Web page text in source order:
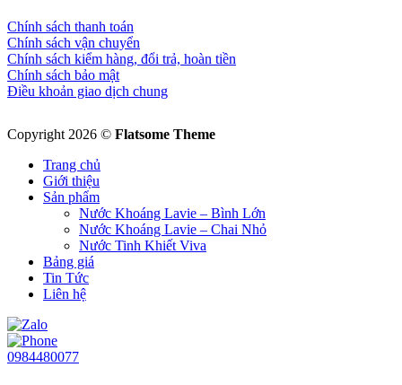
Chính sách thanh toán
Chính sách vận chuyển
Chính sách kiểm hàng, đổi trả, hoàn tiền
Chính sách bảo mật
Điều khoản giao dịch chung
Copyright 2026 © Flatsome Theme
Trang chủ
Giới thiệu
Sản phẩm
Nước Khoáng Lavie – Bình Lớn
Nước Khoáng Lavie – Chai Nhỏ
Nước Tinh Khiết Viva
Bảng giá
Tin Tức
Liên hệ
0984480077